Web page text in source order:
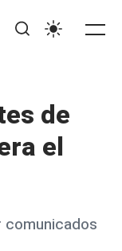
de
el
comunicados